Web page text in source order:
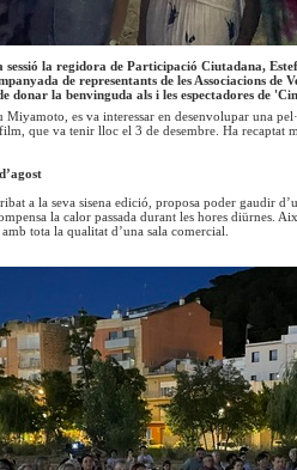
sessió la regidora de Participació Ciutadana,
de representants de les Associacions de
donar la benvinguda als i les espectadores de
es va interessar en desenvolupar una
que va tenir lloc el 3 de desembre. Ha recaptat
a la seva sisena edició, proposa poder gaudir
la calor passada durant les hores diürnes.
tota la qualitat d’una sala comercial.